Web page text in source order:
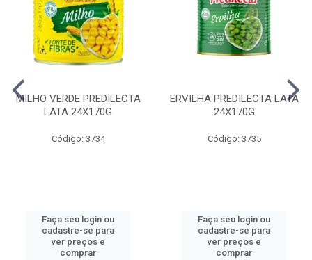
MILHO VERDE PREDILECTA
LATA 24X170G
Código: 3734
Faça seu login ou
cadastre-se para
ver preços e
comprar
ERVILHA PREDILECTA LATA
24X170G
Código: 3735
Faça seu login ou
cadastre-se para
ver preços e
comprar